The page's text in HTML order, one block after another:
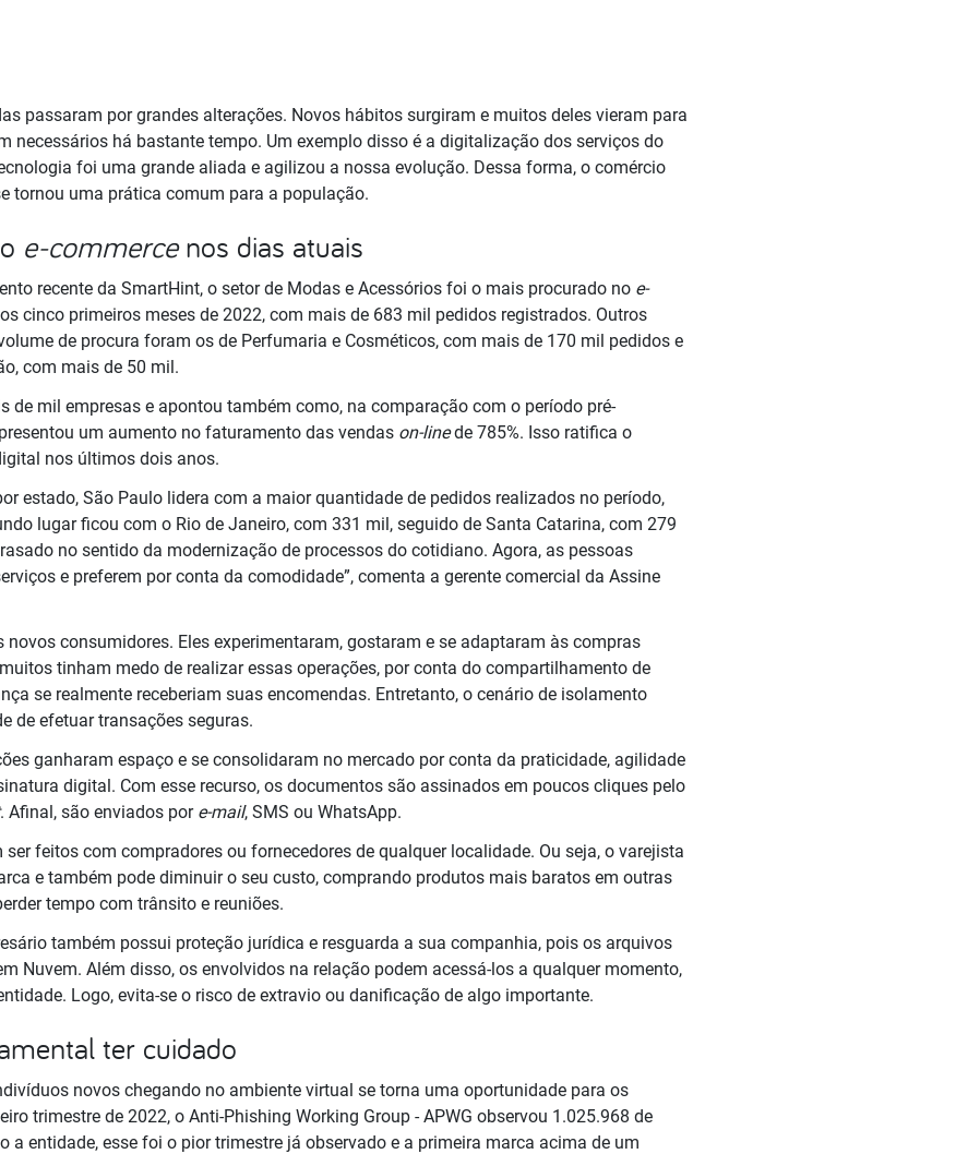
passaram por grandes alterações. Novos hábitos surgiram e muitos deles vieram para
necessários há bastante tempo. Um exemplo disso é a digitalização dos serviços do
foi uma grande aliada e agilizou a nossa evolução. Dessa forma, o comércio
tornou uma prática comum para a população.
e-commercenos dias atuais
recente da SmartHint, o setor de Modas e Acessórios foi o mais procurado no e-
cinco primeiros meses de 2022, com mais de 683 mil pedidos registrados. Outros
de procura foram os de Perfumaria e Cosméticos, com mais de 170 mil pedidos e
com mais de 50 mil.
de mil empresas e apontou também como, na comparação com o período pré-
um aumento no faturamento das vendas on-linede 785%. Isso ratifica o
nos últimos dois anos.
estado, São Paulo lidera com a maior quantidade de pedidos realizados no período,
lugar ficou com o Rio de Janeiro, com 331 mil, seguido de Santa Catarina, com 279
no sentido da modernização de processos do cotidiano. Agora, as pessoas
e preferem por conta da comodidade”, comenta a gerente comercial da Assine
novos consumidores. Eles experimentaram, gostaram e se adaptaram às compras
tinham medo de realizar essas operações, por conta do compartilhamento de
se realmente receberiam suas encomendas. Entretanto, o cenário de isolamento
de efetuar transações seguras.
ganharam espaço e se consolidaram no mercado por conta da praticidade, agilidade
digital. Com esse recurso, os documentos são assinados em poucos cliques pelo
. Afinal, são enviados por e-mail, SMS ou WhatsApp.
feitos com compradores ou fornecedores de qualquer localidade. Ou seja, o varejista
e também pode diminuir o seu custo, comprando produtos mais baratos em outras
tempo com trânsito e reuniões.
também possui proteção jurídica e resguarda a sua companhia, pois os arquivos
Nuvem. Além disso, os envolvidos na relação podem acessá-los a qualquer momento,
Logo, evita-se o risco de extravio ou danificação de algo importante.
ter cuidado
novos chegando no ambiente virtual se torna uma oportunidade para os
trimestre de 2022, o Anti-Phishing Working Group - APWG observou 1.025.968 de
a entidade, esse foi o pior trimestre já observado e a primeira marca acima de um